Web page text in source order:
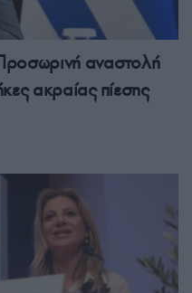
αναστολή
ακραίας πίεσης